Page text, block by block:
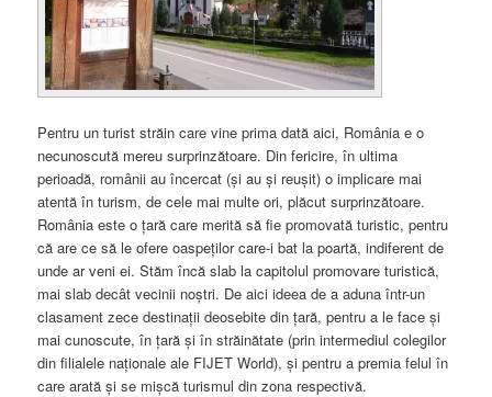
Pentru un turist străin care vine prima dată aici, România e o
necunoscută mereu surprinzătoare. Din fericire, în ultima
perioadă, românii au încercat (și au și reușit) o implicare mai
atentă în turism, de cele mai multe ori, plăcut surprinzătoare.
România este o țară care merită să fie promovată turistic, pentru
că are ce să le ofere oaspeților care-i bat la poartă, indiferent de
unde ar veni ei. Stăm încă slab la capitolul promovare turistică,
mai slab decât vecinii noștri. De aici ideea de a aduna într-un
clasament zece destinații deosebite din țară, pentru a le face și
mai cunoscute, în țară și în străinătate (prin intermediul colegilor
din filialele naționale ale FIJET World), și pentru a premia felul în
care arată și se mișcă turismul din zona respectivă.